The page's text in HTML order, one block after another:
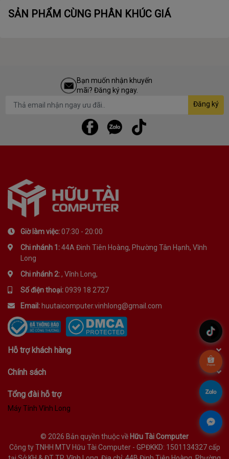
quản
-40oC – 85 °C
CE, FCC, RoHS, CB, KCC, BSMI, VCCI, RCM
SẢN PHẨM CÙNG PHÂN KHÚC GIÁ
Bạn muốn nhận khuyến
mãi? Đăng ký ngay.
Đăng ký
Giờ làm việc:07:30 - 20:00
Chi nhánh 1:44A Đinh Tiên Hoàng, Phường Tân Hạnh, Vĩnh
Long
Chi nhánh 2:, Vĩnh Long,
Số điện thoại:0939 18 2727
Email: huutaicomputer.vinhlong@gmail.com
Hỗ trợ khách hàng
Chính sách
Tổng đài hỗ trợ
Máy Tính Vĩnh Long
© 2026 Bản quyền thuộc về Hữu Tài Computer
Công ty TNHH MTV Hữu Tài Computer - GPĐKKD: 1501134327 cấp
.
.
.
.